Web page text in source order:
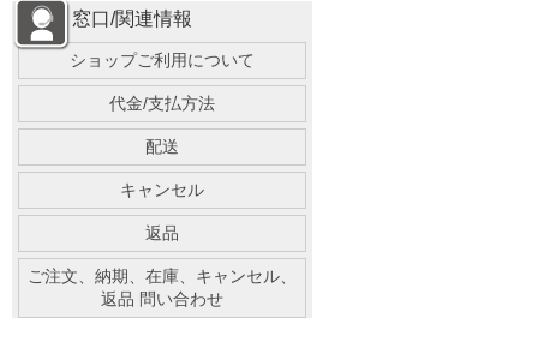
窓口/関連情報
ショップご利用について
代金/支払方法
配送
キャンセル
返品
ご注文、納期、在庫、キャンセル、
返品 問い合わせ